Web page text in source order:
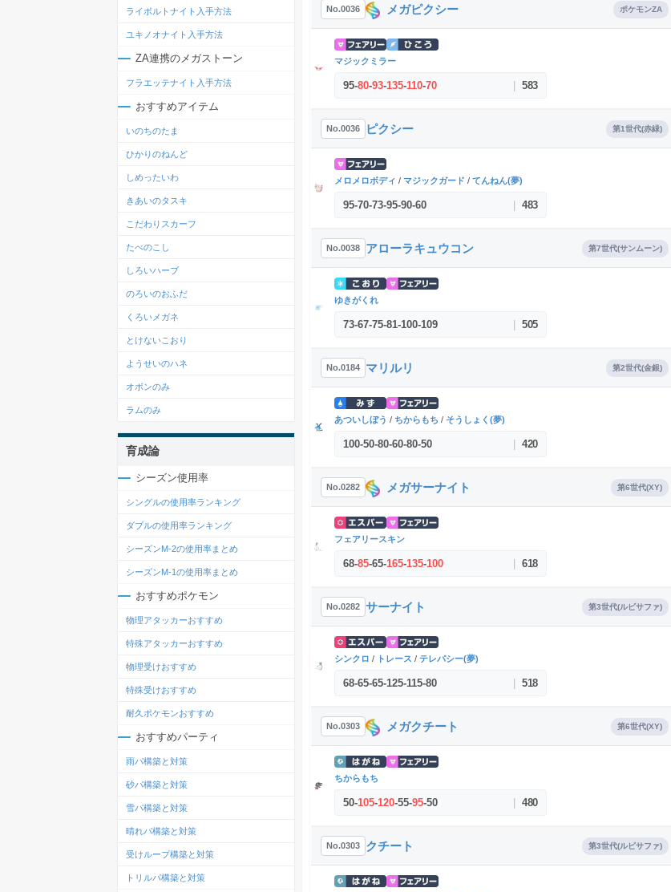
No.0036 メガピクシー ポケモンZA
マジックミラー
95-80-93-135-110-70 583
No.0036 ピクシー 第1世代(赤緑)
メロメロボディ / マジックガード / てんねん(夢)
95-70-73-95-90-60 483
No.0038 アローラキュウコン 第7世代(サンムーン)
ゆきがくれ
73-67-75-81-100-109 505
No.0184 マリルリ 第2世代(金銀)
あついしぼう / ちからもち / そうしょく(夢)
100-50-80-60-80-50 420
No.0282 メガサーナイト 第6世代(XY)
フェアリースキン
68-85-65-165-135-100 618
No.0282 サーナイト 第3世代(ルビサファ)
シンクロ / トレース / テレパシー(夢)
68-65-65-125-115-80 518
No.0303 メガクチート 第6世代(XY)
ちからもち
50-105-120-55-95-50 480
No.0303 クチート 第3世代(ルビサファ)
ライボルトナイト入手方法
ユキノオナイト入手方法
ZA連携のメガストーン
フラエッテナイト入手方法
おすすめアイテム
いのちのたま
ひかりのねんど
しめったいわ
きあいのタスキ
こだわりスカーフ
たべのこし
しろいハーブ
のろいのおふだ
くろいメガネ
とけないこおり
ようせいのハネ
オボンのみ
ラムのみ
育成論
シーズン使用率
シングルの使用率ランキング
ダブルの使用率ランキング
シーズンM-2の使用率まとめ
シーズンM-1の使用率まとめ
おすすめポケモン
物理アタッカーおすすめ
特殊アタッカーおすすめ
物理受けおすすめ
特殊受けおすすめ
耐久ポケモンおすすめ
おすすめパーティ
雨パ構築と対策
砂パ構築と対策
雪パ構築と対策
晴れパ構築と対策
受けループ構築と対策
トリルパ構築と対策